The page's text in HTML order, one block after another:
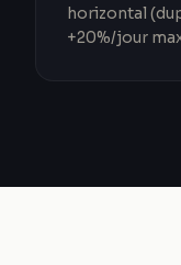
horizontal
+20%/jour